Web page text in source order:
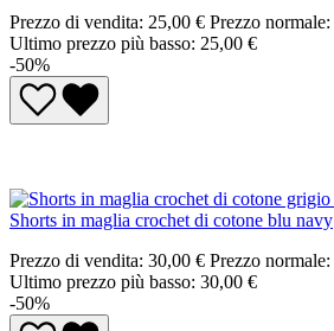
Prezzo di vendita: 25,00 € Prezzo normale:
Ultimo prezzo più basso: 25,00 €
-50%
Shorts in maglia crochet di cotone blu navy
Prezzo di vendita: 30,00 € Prezzo normale:
Ultimo prezzo più basso: 30,00 €
-50%